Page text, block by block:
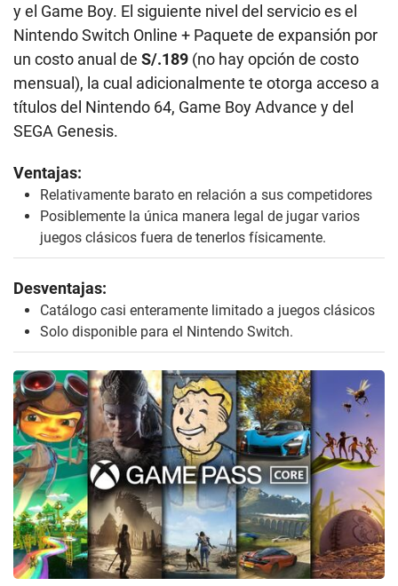
y el Game Boy. El siguiente nivel del servicio es el
Nintendo Switch Online + Paquete de expansión por
un costo anual de S/.189 (no hay opción de costo
mensual), la cual adicionalmente te otorga acceso a
títulos del Nintendo 64, Game Boy Advance y del
SEGA Genesis.
Ventajas:
Relativamente barato en relación a sus competidores
Posiblemente la única manera legal de jugar varios
juegos clásicos fuera de tenerlos físicamente.
Desventajas:
Catálogo casi enteramente limitado a juegos clásicos
Solo disponible para el Nintendo Switch.